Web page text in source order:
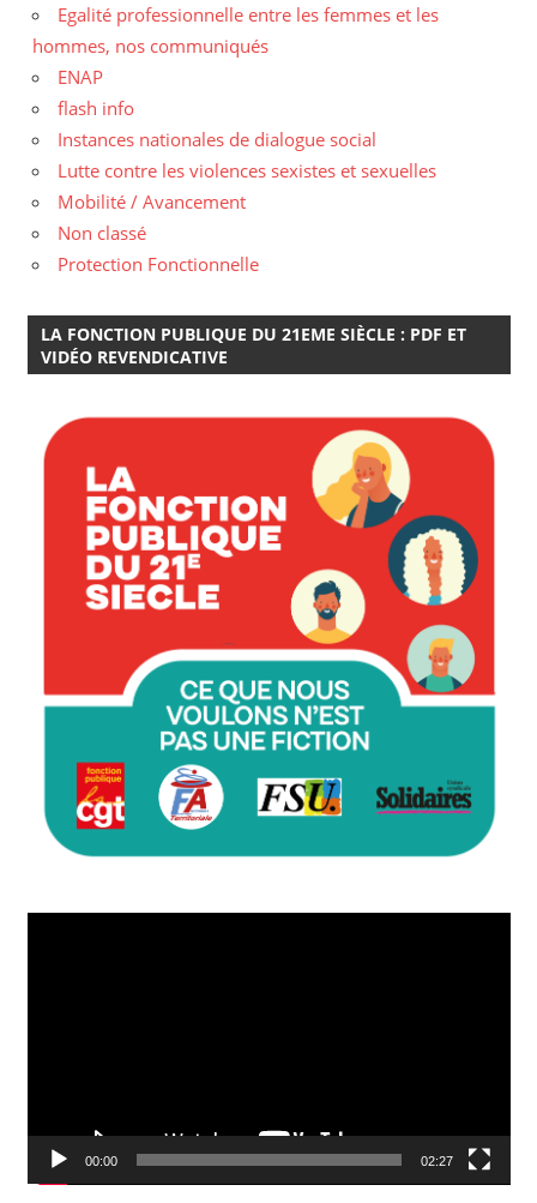
Egalité professionnelle entre les femmes et les
hommes, nos communiqués
ENAP
flash info
Instances nationales de dialogue social
Lutte contre les violences sexistes et sexuelles
Mobilité / Avancement
Non classé
Protection Fonctionnelle
LA FONCTION PUBLIQUE DU 21EME SIÈCLE : PDF ET
VIDÉO REVENDICATIVE
00:00 02:27